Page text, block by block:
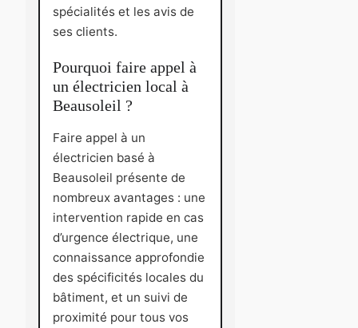
spécialités et les avis de
ses clients.
Pourquoi faire appel à
un électricien local à
Beausoleil ?
Faire appel à un
électricien basé à
Beausoleil présente de
nombreux avantages : une
intervention rapide en cas
d’urgence électrique, une
connaissance approfondie
des spécificités locales du
bâtiment, et un suivi de
proximité pour tous vos